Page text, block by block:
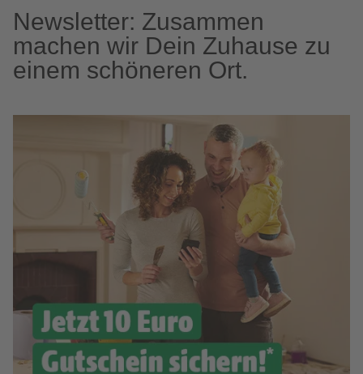
Newsletter: Zusammen
machen wir Dein Zuhause zu
einem schöneren Ort.